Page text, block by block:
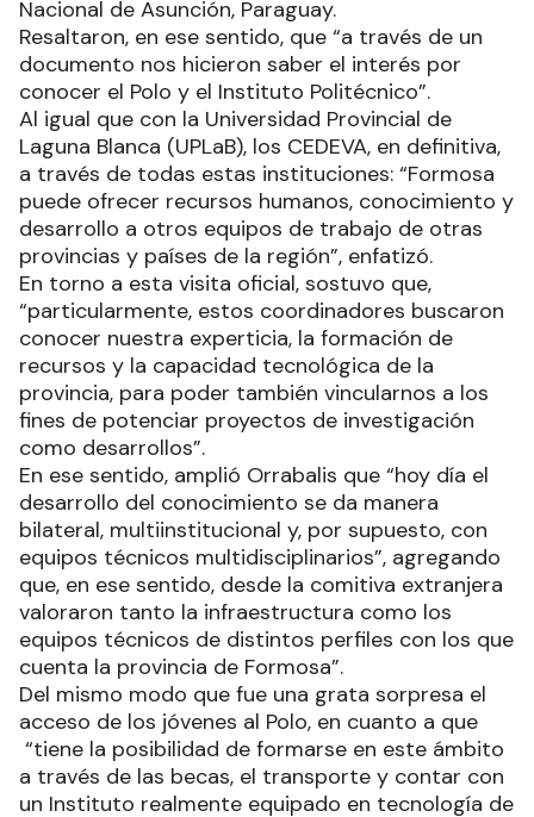
Nacional de Asunción, Paraguay.
Resaltaron, en ese sentido, que “a través de un
documento nos hicieron saber el interés por
conocer el Polo y el Instituto Politécnico”.
Al igual que con la Universidad Provincial de
Laguna Blanca (UPLaB), los CEDEVA, en definitiva,
a través de todas estas instituciones: “Formosa
puede ofrecer recursos humanos, conocimiento y
desarrollo a otros equipos de trabajo de otras
provincias y países de la región”, enfatizó.
En torno a esta visita oficial, sostuvo que,
“particularmente, estos coordinadores buscaron
conocer nuestra experticia, la formación de
recursos y la capacidad tecnológica de la
provincia, para poder también vincularnos a los
fines de potenciar proyectos de investigación
como desarrollos”.
En ese sentido, amplió Orrabalis que “hoy día el
desarrollo del conocimiento se da manera
bilateral, multiinstitucional y, por supuesto, con
equipos técnicos multidisciplinarios”, agregando
que, en ese sentido, desde la comitiva extranjera
valoraron tanto la infraestructura como los
equipos técnicos de distintos perfiles con los que
cuenta la provincia de Formosa”.
Del mismo modo que fue una grata sorpresa el
acceso de los jóvenes al Polo, en cuanto a que
“tiene la posibilidad de formarse en este ámbito
a través de las becas, el transporte y contar con
un Instituto realmente equipado en tecnología de